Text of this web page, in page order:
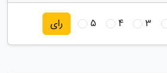
3
4
5 رای